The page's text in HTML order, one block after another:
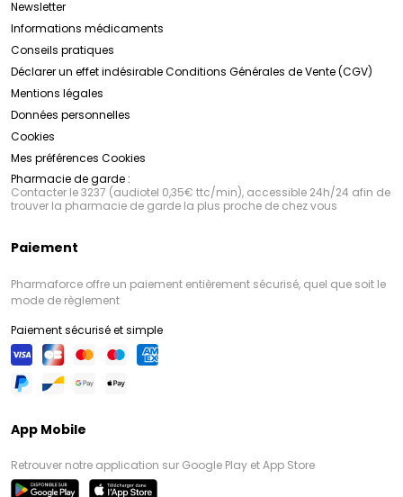
Newsletter
Informations médicaments
Conseils pratiques
Déclarer un effet indésirableConditions Générales de Vente (CGV)
Mentions légales
Données personnelles
Cookies
Mes préférences Cookies
Pharmacie de garde :
Contacter le 3237 (audiotel 0,35€ ttc/min), accessible 24h/24 afin de
trouver la pharmacie de garde la plus proche de chez vous
Paiement
Pharmaforce offre un paiement entièrement sécurisé, quel que soit le
mode de règlement
Paiement sécurisé et simple
App Mobile
Retrouver notre application sur Google Play et App Store